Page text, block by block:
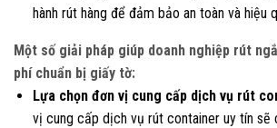
hành rút hàng để đảm bảo an toàn và hiệu
Một số giải pháp giúp doanh nghiệp rút
phí chuẩn bị giấy tờ:
Lựa chọn đơn vị cung cấp dịch vụ rút
vị cung cấp dịch vụ rút container uy tín sẽ